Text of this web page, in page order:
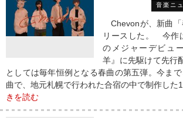
音楽ニ
Chevonが、新曲「
リースした。 今作
のメジャーデビュ
羊』に先駆けて先行
としては毎年恒例となる春曲の第五弾。今ま
曲で、地元札幌で行われた合宿の中で制作した
きを読む